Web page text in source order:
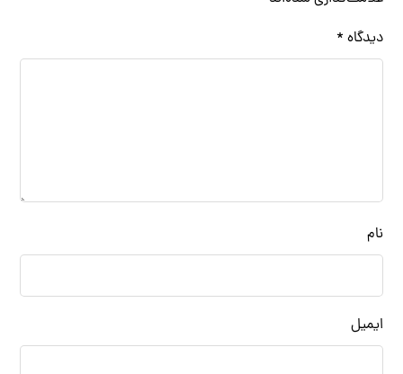
دیدگاه *
نام
ایمیل